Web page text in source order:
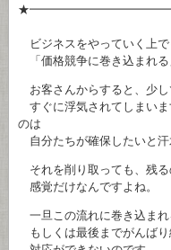
ビジネスをやっていく上
「価格競争に巻き込まれる
お客さんからすると、少
すぐに浮気されてしまい
のは
自分たちが確保したいと汗
それを削り取っても、残る
感覚だけなんですよね。
一旦この流れに巻き込ま
もしくは最後までがんば